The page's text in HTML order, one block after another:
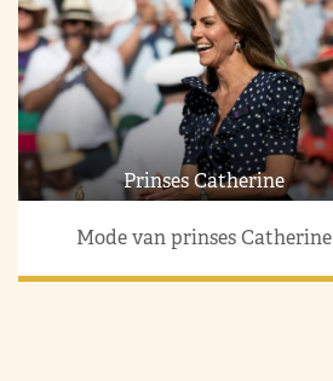
Prinses Catherine
Mode van prinses Catherine